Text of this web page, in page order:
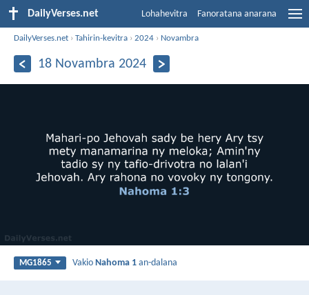
DailyVerses.net Lohahevitra Fanoratana anarana
DailyVerses.net ›Tahirin-kevitra ›2024 › Novambra
18 Novambra 2024
MG1865 VakioNahoma 1 an-dalana